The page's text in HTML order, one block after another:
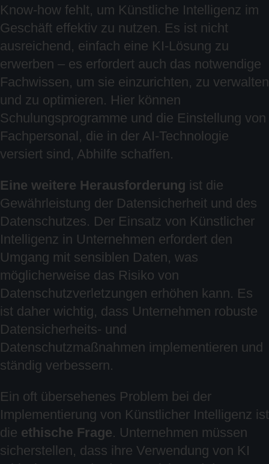
Know-how fehlt, um Künstliche Intelligenz im
Geschäft effektiv zu nutzen. Es ist nicht
ausreichend, einfach eine KI-Lösung zu
erwerben – es erfordert auch das notwendige
Fachwissen, um sie einzurichten, zu verwalten
und zu optimieren. Hier können
Schulungsprogramme und die Einstellung von
Fachpersonal, die in der AI-Technologie
versiert sind, Abhilfe schaffen.
Eine weitere Herausforderung ist die
Gewährleistung der Datensicherheit und des
Datenschutzes. Der Einsatz von Künstlicher
Intelligenz in Unternehmen erfordert den
Umgang mit sensiblen Daten, was
möglicherweise das Risiko von
Datenschutzverletzungen erhöhen kann. Es
ist daher wichtig, dass Unternehmen robuste
Datensicherheits- und
Datenschutzmaßnahmen implementieren und
ständig verbessern.
Ein oft übersehenes Problem bei der
Implementierung von Künstlicher Intelligenz ist
die ethische Frage. Unternehmen müssen
sicherstellen, dass ihre Verwendung von KI